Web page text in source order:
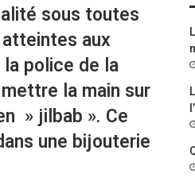
sous toutes
aux
police de la
la main sur
» jilbab ». Ce
une bijouterie